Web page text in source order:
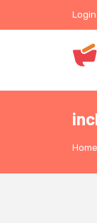
Login
Home